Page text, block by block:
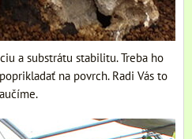
a substrátu stabilitu. Treba ho
na povrch. Radi Vás to